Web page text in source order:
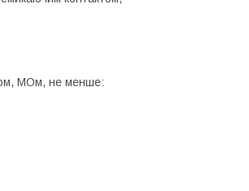
МОм, не менше: